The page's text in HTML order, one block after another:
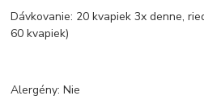
Dávkovanie: 20 kvapiek 3x denne,
60 kvapiek)
Alergény: Nie